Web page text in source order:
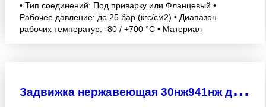
• Тип соединений: Под приварку или Фланцевый •
Рабочее давление: до 25 бар (кгс/см2) • Диапазон
рабочих температур: -80 / +700 °C • Материал
З
адвижка нержавеющая 30нж941нж ду600 ру16